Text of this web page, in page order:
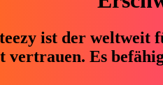
ist der weltweit
vertrauen. Es